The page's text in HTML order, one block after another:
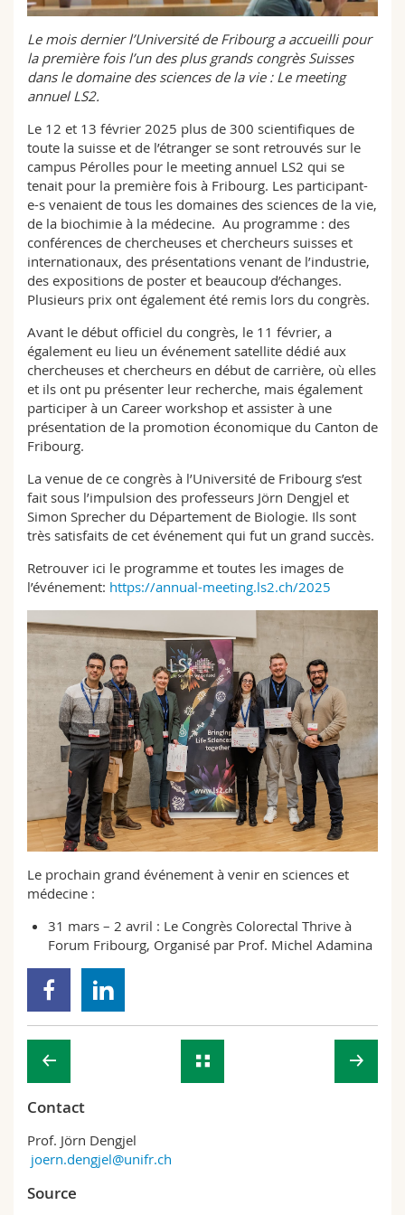
Sciences et médecine
Interfacultaire
Collaborateurs
Doctorants
Webmail
Programme des cours
Le mois dernier l’Université de Fribourg a accueilli pour
la première fois l’un des plus grands congrès Suisses
dans le domaine des sciences de la vie : Le meeting
annuel LS2.
Le 12 et 13 février 2025 plus de 300 scientifiques de
toute la suisse et de l’étranger se sont retrouvés sur le
campus Pérolles pour le meeting annuel LS2 qui se
tenait pour la première fois à Fribourg. Les participant-
e-s venaient de tous les domaines des sciences de la vie,
de la biochimie à la médecine. Au programme : des
conférences de chercheuses et chercheurs suisses et
internationaux, des présentations venant de l’industrie,
des expositions de poster et beaucoup d’échanges.
Plusieurs prix ont également été remis lors du congrès.
Avant le début officiel du congrès, le 11 février, a
également eu lieu un événement satellite dédié aux
chercheuses et chercheurs en début de carrière, où elles
et ils ont pu présenter leur recherche, mais également
participer à un Career workshop et assister à une
présentation de la promotion économique du Canton de
Fribourg.
La venue de ce congrès à l’Université de Fribourg s’est
fait sous l’impulsion des professeurs Jörn Dengjel et
Simon Sprecher du Département de Biologie. Ils sont
très satisfaits de cet événement qui fut un grand succès.
Retrouver ici le programme et toutes les images de
l’événement: https://annual-meeting.ls2.ch/2025
Le prochain grand événement à venir en sciences et
médecine :
31 mars – 2 avril : Le Congrès Colorectal Thriveà
Forum Fribourg, Organisé par Prof. Michel Adamina
Contact
Prof. Jörn Dengjel
joern.dengjel@unifr.ch
Source